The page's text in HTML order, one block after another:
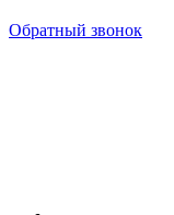
Обратный звонок